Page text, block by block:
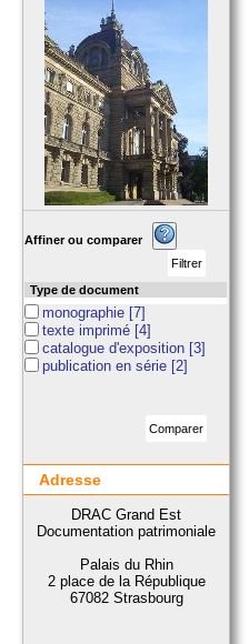
Affiner ou comparer
Type de document
monographie [7]
texte imprimé [4]
catalogue d'exposition [3]
publication en série [2]
Adresse
DRAC Grand Est
Documentation patrimoniale
Palais du Rhin
2 place de la République
67082 Strasbourg